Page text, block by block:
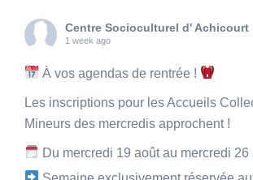
Centre Socioculturel d' Achicourt
1 week ago
À vos agendas de rentrée !
Les inscriptions pour les Accueils
Mineurs des mercredis approchent !
Du mercredi 19 août au mercredi 26